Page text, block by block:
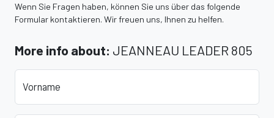
Wenn Sie Fragen haben, können Sie uns über das folgende
Formular kontaktieren. Wir freuen uns, Ihnen zu helfen.
More info about: JEANNEAU LEADER 805
Vorname